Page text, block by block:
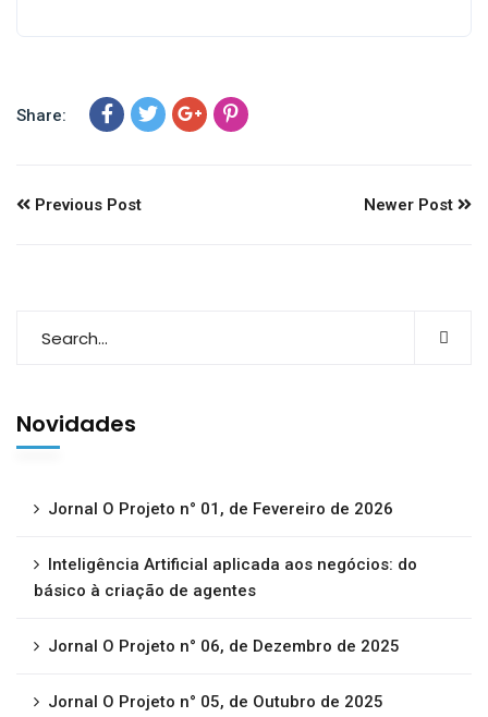
Share:
Previous Post Newer Post
Novidades
Jornal O Projeto n° 01, de Fevereiro de 2026
Inteligência Artificial aplicada aos negócios: do
básico à criação de agentes
Jornal O Projeto n° 06, de Dezembro de 2025
Jornal O Projeto n° 05, de Outubro de 2025